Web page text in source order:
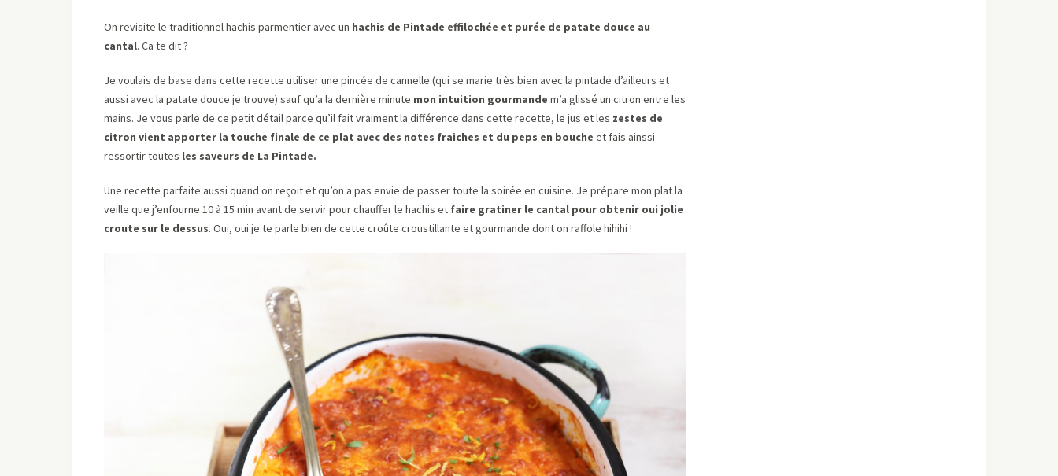
On revisite le traditionnel hachis parmentier avec un hachis de Pintade effilochée et purée de patate douce au
cantal. Ca te dit ?
Je voulais de base dans cette recette utiliser une pincée de cannelle (qui se marie très bien avec la pintade d’ailleurs et
aussi avec la patate douce je trouve) sauf qu’a la dernière minute mon intuition gourmande m’a glissé un citron entre les
mains. Je vous parle de ce petit détail parce qu’il fait vraiment la différence dans cette recette, le jus et les zestes de
citron vient apporter la touche finale de ce plat avec des notes fraiches et du peps en bouche et fais ainssi
ressortir toutes les saveurs de La Pintade.
Une recette parfaite aussi quand on reçoit et qu’on a pas envie de passer toute la soirée en cuisine. Je prépare mon plat la
veille que j’enfourne 10 à 15 min avant de servir pour chauffer le hachis et faire gratiner le cantal pour obtenir oui jolie
croute sur le dessus. Oui, oui je te parle bien de cette croûte croustillante et gourmande dont on raffole hihihi !